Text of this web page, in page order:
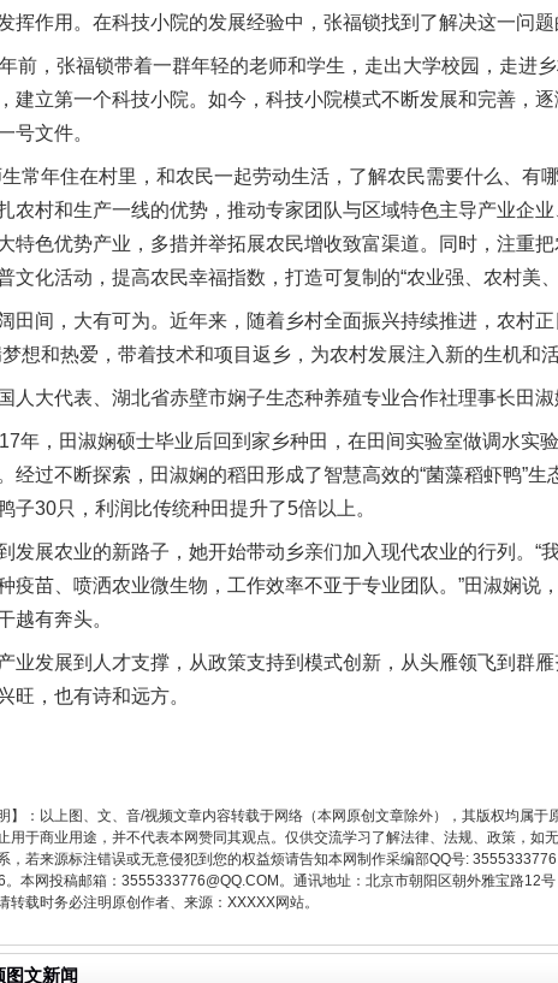
挥作用。在科技小院的发展经验中，张福锁找到了解决这一问题
，张福锁带着一群年轻的老师和学生，走出大学校园，走进
建立第一个科技小院。如今，科技小院模式不断发展和完善，
号文件。
年住在村里，和农民一起劳动生活，了解农民需要什么、有
农村和生产一线的优势，推动专家团队与区域特色主导产业企
特色优势产业，多措并举拓展农民增收致富渠道。同时，注重
文化活动，提高农民幸福指数，打造可复制的“农业强、农村美
间，大有可为。近年来，随着乡村全面振兴持续推进，农村正
梦想和热爱，带着技术和项目返乡，为农村发展注入新的生机和
大代表、湖北省赤壁市娴子生态种养殖专业合作社理事长田淑
，田淑娴硕士毕业后回到家乡种田，在田间实验室做调水实
经过不断探索，田淑娴的稻田形成了智慧高效的“菌藻稻虾鸭”
子30只，利润比传统种田提升了5倍以上。
展农业的新路子，她开始带动乡亲们加入现代农业的行列。“
疫苗、喷洒农业微生物，工作效率不亚于专业团队。”田淑娴
越有奔头。
发展到人才支撑，从政策支持到模式创新，从头雁领飞到群雁
旺，也有诗和远方。
明】：以上图、文、音/视频文章内容转载于网络（本网原创文章除外），其版权均属
用于商业用途，并不代表本网赞同其观点。仅供交流学习了解法律、法规、政策，
，若来源标注错误或无意侵犯到您的权益烦请告知本网制作采编部QQ号:
本网投稿邮箱：3555333776@QQ.COM。通讯地址：北京市朝阳区朝外雅宝路12
转载时务必注明原创作者、来源：XXXXX网站。
图文新闻
以产业富民促振兴 酒驾未被当场查获能